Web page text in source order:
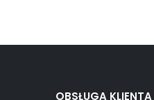
OBSŁUGA KLIENTA